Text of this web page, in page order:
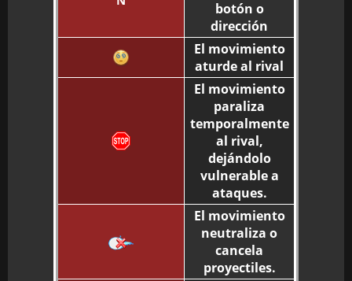
botón o
dirección
El movimiento
aturde al rival
El movimiento
paraliza
temporalmente
al rival,
dejándolo
vulnerable a
ataques.
El movimiento
neutraliza o
cancela
proyectiles.